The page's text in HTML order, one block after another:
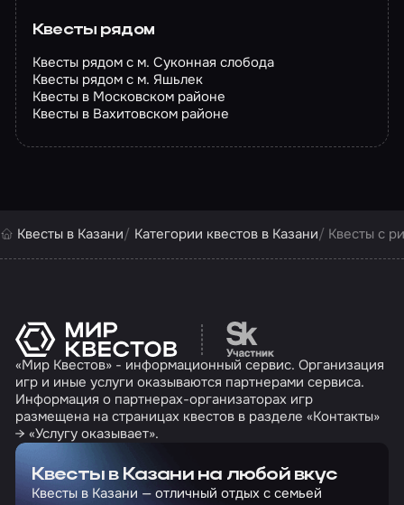
Квесты рядом
Квесты рядом с м. Суконная слобода
Квесты рядом с м. Яшьлек
Квесты в Московском районе
Квесты в Вахитовском районе
Квесты в Казани Категории квестов в Казани Квесты с
Перейти на сайт
«Мир Квестов» - информационный сервис. Организация
игр и иные услуги оказываются партнерами сервиса.
Информация о партнерах-организаторах игр
размещена на страницах квестов в разделе «Контакты»
→ «Услугу оказывает».
Квесты в Казани на любой вкус
Квесты в Казани — отличный отдых с семьей